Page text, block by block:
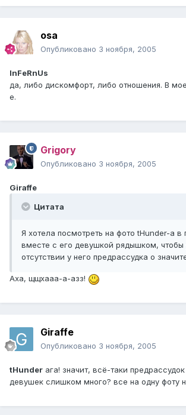
osa
Опубликовано 3 ноября, 2005
InFeRnUs
да, либо дискомфорт, либо отношения. В
е.
Grigory
Опубликовано 3 ноября, 2005
Giraffe
Цитата
Я хотела посмотреть на фото tHunder-а в
вместе с его девушкой рядышком, чтобы
отсутствии у него предрассудка о
Аха, щщхааа-а-азз!
Giraffe
Опубликовано 3 ноября, 2005
tHunder ага! значит, всё-таки
девушек слишком много? все на одну фоту